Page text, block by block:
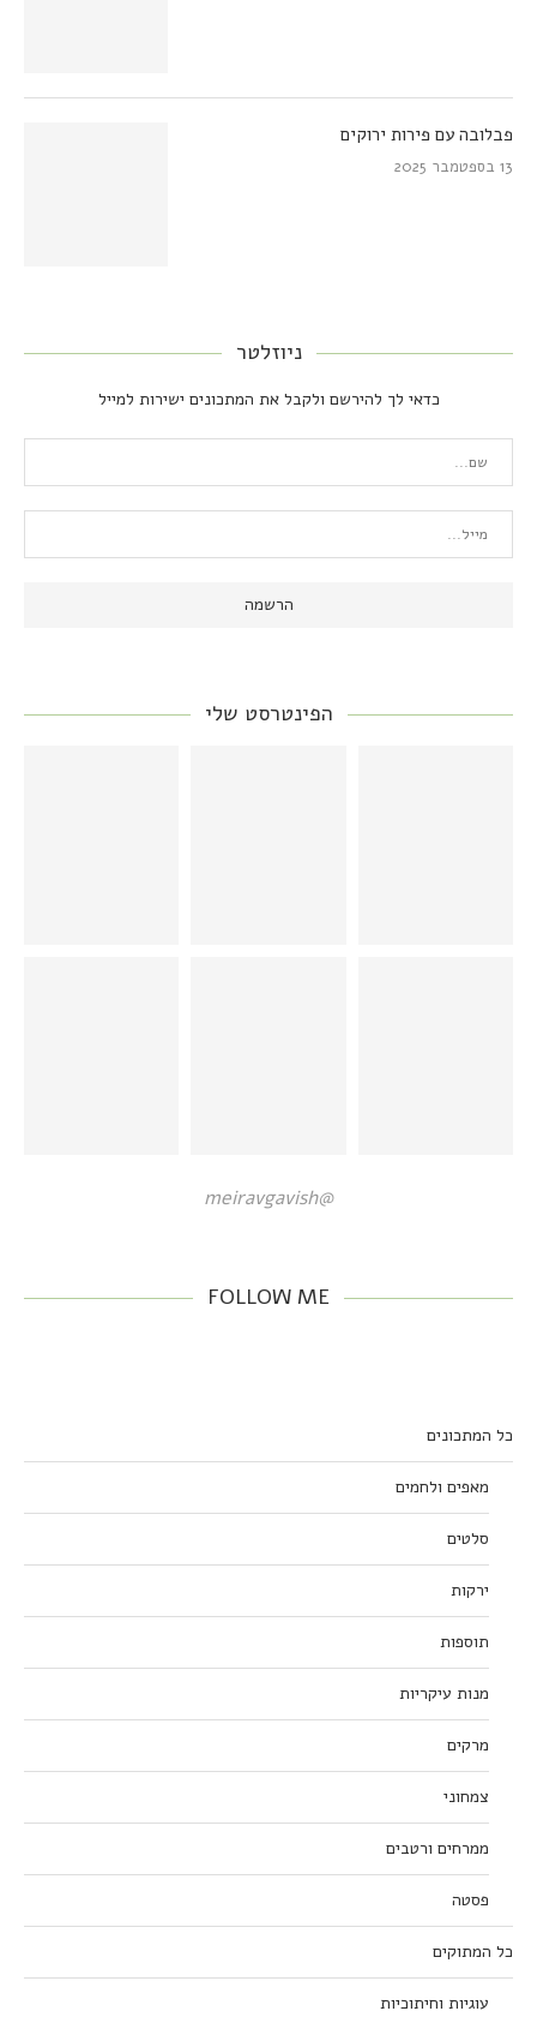
פבלובה עם פירות ירוקים
13 בספטמבר 2025
ניוזלטר
כדאי לך להירשם ולקבל את המתכונים ישירות למייל
הפינטרסט שלי
@meiravgavish
FOLLOW ME
כל המתכונים
מאפים ולחמים
סלטים
ירקות
תוספות
מנות עיקריות
מרקים
צמחוני
ממרחים ורטבים
פסטה
כל המתוקים
עוגיות וחיתוכיות